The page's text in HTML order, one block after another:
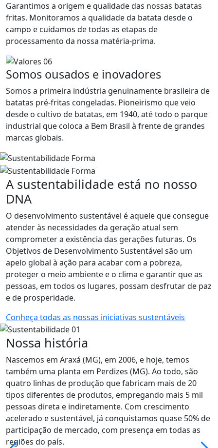
Garantimos a origem e qualidade das nossas batatas
fritas. Monitoramos a qualidade da batata desde o
campo e cuidamos de todas as etapas de
processamento da nossa matéria-prima.
Somos ousados e inovadores
Somos a primeira indústria genuinamente brasileira de
batatas pré-fritas congeladas. Pioneirismo que veio
desde o cultivo de batatas, em 1940, até todo o parque
industrial que coloca a Bem Brasil à frente de grandes
marcas globais.
A sustentabilidade está no nosso
DNA
O desenvolvimento sustentável é aquele que consegue
atender às necessidades da geração atual sem
comprometer a existência das gerações futuras. Os
Objetivos de Desenvolvimento Sustentável são um
apelo global à ação para acabar com a pobreza,
proteger o meio ambiente e o clima e garantir que as
pessoas, em todos os lugares, possam desfrutar de paz
e de prosperidade.
Conheça todas as nossas iniciativas sustentáveis
Nossa história
Nascemos em Araxá (MG), em 2006, e hoje, temos
também uma planta em Perdizes (MG). Ao todo, são
quatro linhas de produção que fabricam mais de 20
tipos diferentes de produtos, empregando mais 5 mil
pessoas direta e indiretamente. Com crescimento
acelerado e sustentável, já conquistamos quase 50% de
participação de mercado, com presença em todas as
regiões do país.